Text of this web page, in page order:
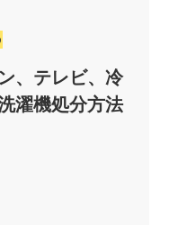
、テレビ、冷
濯機処分方法